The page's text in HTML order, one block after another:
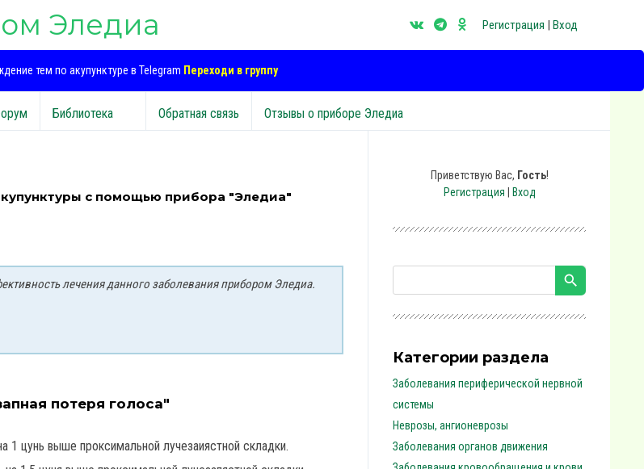
Эледиа Регистрация | Вход
тем по акупунктуре в Telegram Переходи в группу
Библиотека Обратная связь Отзывы о приборе Эледиа
с помощью прибора "Эледиа"
лечения данного заболевания прибором Эледиа.
потеря голоса"
1 цунь выше проксимальной лучезаиястной складки.
Приветствую Вас, Гость!
Регистрация
Вход
Категории раздела
Заболевания периферической нервной
системы
Неврозы, ангионеврозы
Заболевания органов движения